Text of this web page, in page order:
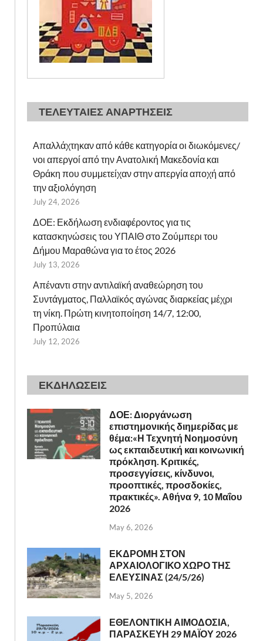
ΤΕΛΕΥΤΑΙΕΣ ΑΝΑΡΤΗΣΕΙΣ
Απαλλάχτηκαν από κάθε κατηγορία οι διωκόμενες/
νοι απεργοί από την Ανατολική Μακεδονία και
Θράκη που συμμετείχαν στην απεργία αποχή από
την αξιολόγηση
July 24, 2026
ΔΟΕ: Εκδήλωση ενδιαφέροντος για τις
κατασκηνώσεις του ΥΠΑΙΘ στο Ζούμπερι του
Δήμου Μαραθώνα για το έτος 2026
July 13, 2026
Απέναντι στην αντιλαϊκή αναθεώρηση του
Συντάγματος, Παλλαϊκός αγώνας διαρκείας μέχρι
τη νίκη. Πρώτη κινητοποίηση 14/7, 12:00,
Προπύλαια
July 12, 2026
ΕΚΔΗΛΩΣΕΙΣ
ΔΟΕ: Διοργάνωση
επιστημονικής διημερίδας με
θέμα:«Η Τεχνητή Νοημοσύνη
ως εκπαιδευτική και κοινωνική
πρόκληση. Κριτικές,
προσεγγίσεις, κίνδυνοι,
προοπτικές, προσδοκίες,
πρακτικές». Αθήνα 9, 10 Μαΐου
2026
May 6, 2026
ΕΚΔΡΟΜΗ ΣΤΟΝ
ΑΡΧΑΙΟΛΟΓΙΚΟ ΧΩΡΟ ΤΗΣ
ΕΛΕΥΣΙΝΑΣ (24/5/26)
May 5, 2026
ΕΘΕΛΟΝΤΙΚΗ ΑΙΜΟΔΟΣΙΑ,
ΠΑΡΑΣΚΕΥΗ 29 ΜΑΪΟΥ 2026